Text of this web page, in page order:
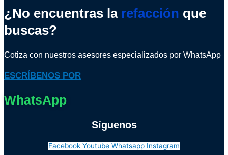
¿No encuentras la refacción que
buscas?
Cotiza con nuestros asesores especializados por WhatsApp
ESCRÍBENOS POR
WhatsApp
Síguenos
Facebook Youtube Whatsapp Instagram